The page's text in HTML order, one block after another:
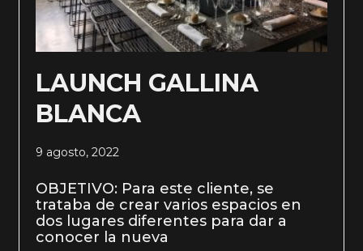
LAUNCH GALLINA
BLANCA
9 agosto, 2022
OBJETIVO: Para este cliente, se
trataba de crear varios espacios en
dos lugares diferentes para dar a
conocer la nueva